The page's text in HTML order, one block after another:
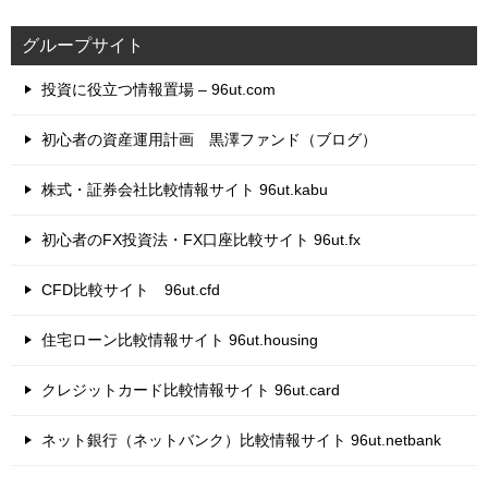
グループサイト
投資に役立つ情報置場 – 96ut.com
初心者の資産運用計画 黒澤ファンド（ブログ）
株式・証券会社比較情報サイト 96ut.kabu
初心者のFX投資法・FX口座比較サイト 96ut.fx
CFD比較サイト 96ut.cfd
住宅ローン比較情報サイト 96ut.housing
クレジットカード比較情報サイト 96ut.card
ネット銀行（ネットバンク）比較情報サイト 96ut.netbank